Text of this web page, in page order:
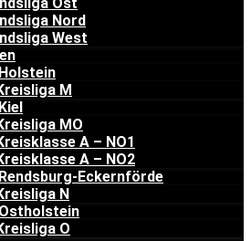
Nord
West
M
MO
A – NO1
A – NO2
Eckernförde
N
O